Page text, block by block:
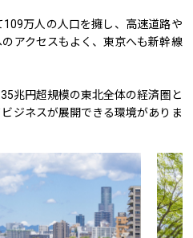
万人の人口を擁し、高速道路や
アクセスもよく、東京へも新幹線
兆円超規模の東北全体の経済圏と
ジネスが展開できる環境がありま